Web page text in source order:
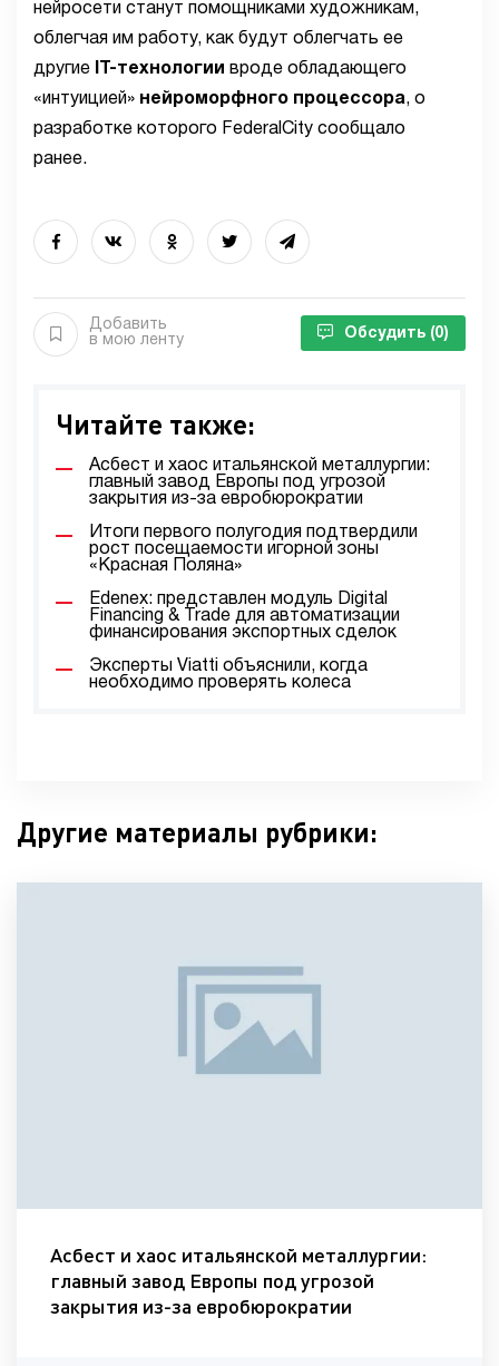
нейросети станут помощниками художникам,
облегчая им работу, как будут облегчать ее
другие
IT-технологии
вроде обладающего
«интуицией» нейроморфного процессора, о
разработке которого FederalCity сообщало
ранее.
Добавить
в мою ленту
Обсудить (0)
Читайте также:
Асбест и хаос итальянской металлургии:
главный завод Европы под угрозой
закрытия из-за евробюрократии
Итоги первого полугодия подтвердили
рост посещаемости игорной зоны
«Красная Поляна»
Edenex: представлен модуль Digital
Financing & Trade для автоматизации
финансирования экспортных сделок
Эксперты Viatti объяснили, когда
необходимо проверять колеса
Другие материалы рубрики:
Асбест и хаос итальянской металлургии:
главный завод Европы под угрозой
закрытия из-за евробюрократии